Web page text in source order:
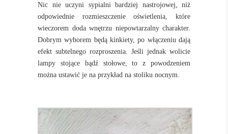
Nic nie uczyni sypialni bardziej nastrojowej, niż
odpowiednie rozmieszczenie oświetlenia, które
wieczorem doda wnętrzu niepowtarzalny charakter.
Dobrym wyborem będą kinkiety, po włączeniu dają
efekt subtelnego rozproszenia. Jeśli jednak wolicie
lampy stojące bądź stołowe, to z powodzeniem
można ustawić je na przykład na stoliku nocnym.